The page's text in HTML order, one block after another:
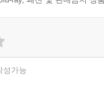
성가능